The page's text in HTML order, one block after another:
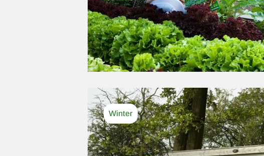
Winter
Afbeelding